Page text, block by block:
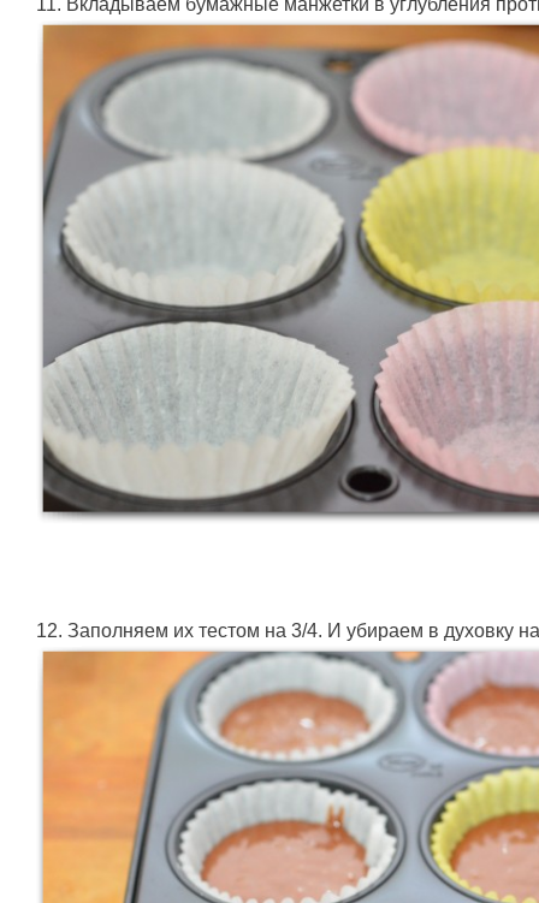
11. Вкладываем бумажные манжетки в углубления
12. Заполняем их тестом на 3/4. И убираем в духовку